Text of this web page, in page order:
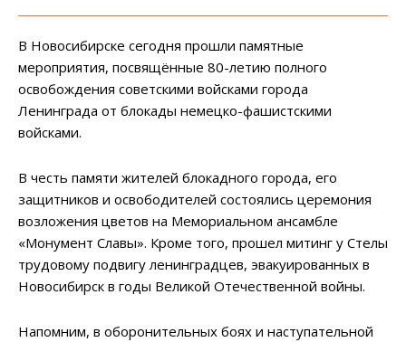
В Новосибирске сегодня прошли памятные
мероприятия, посвящённые 80-летию полного
освобождения советскими войсками города
Ленинграда от блокады немецко-фашистскими
войсками.
В честь памяти жителей блокадного города, его
защитников и освободителей состоялись церемония
возложения цветов на Мемориальном ансамбле
«Монумент Славы». Кроме того, прошел митинг у Стелы
трудовому подвигу ленинградцев, эвакуированных в
Новосибирск в годы Великой Отечественной войны.
Напомним, в оборонительных боях и наступательной